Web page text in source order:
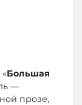
Большая
—
прозе,